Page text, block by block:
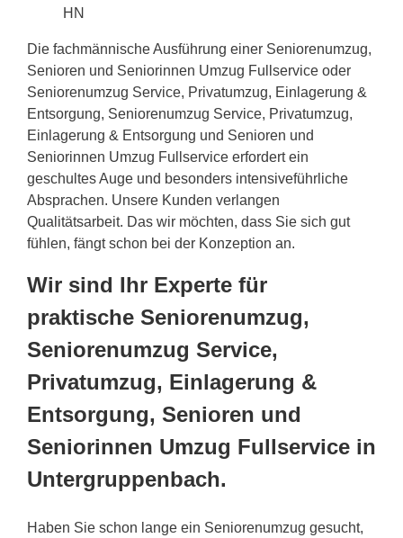
HN
Die fachmännische Ausführung einer Seniorenumzug,
Senioren und Seniorinnen Umzug Fullservice oder
Seniorenumzug Service, Privatumzug, Einlagerung &
Entsorgung, Seniorenumzug Service, Privatumzug,
Einlagerung & Entsorgung und Senioren und
Seniorinnen Umzug Fullservice erfordert ein
geschultes Auge und besonders intensiveführliche
Absprachen. Unsere Kunden verlangen
Qualitätsarbeit. Das wir möchten, dass Sie sich gut
fühlen, fängt schon bei der Konzeption an.
Wir sind Ihr Experte für
praktische Seniorenumzug,
Seniorenumzug Service,
Privatumzug, Einlagerung &
Entsorgung, Senioren und
Seniorinnen Umzug Fullservice in
Untergruppenbach.
Haben Sie schon lange ein Seniorenumzug gesucht,